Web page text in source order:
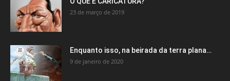
23 de março de 2019
Enquanto isso, na beirada da terra plana…
9 de janeiro de 2020